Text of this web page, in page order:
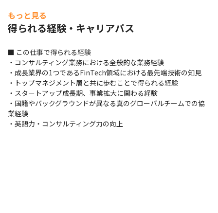
もっと見る
得られる経験・キャリアパス
■ この仕事で得られる経験
・コンサルティング業務における全般的な業務経験
・成長業界の1つであるFinTech領域における最先端技術の知見
・トップマネジメント層と共に歩むことで得られる経験
・スタートアップ成長期、事業拡大に関わる経験
・国籍やバックグラウンドが異なる真のグローバルチームでの協
業経験
・英語力・コンサルティング力の向上